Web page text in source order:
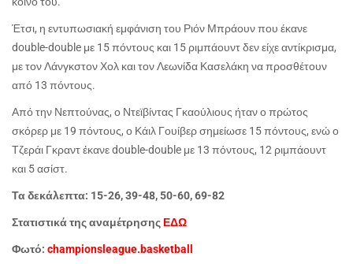
Έτσι, η εντυπωσιακή εμφάνιση του Ριόν Μπράουν που έκανε
double-double με 15 πόντους και 15 ριμπάουντ δεν είχε αντίκρισμα,
με τον Λάνγκστον Χολ και τον Λεωνίδα Κασελάκη να προσθέτουν
από 13 πόντους.
Από την Νεπτούνας, ο Ντεϊβίντας Γκαούλιους ήταν ο πρώτος
σκόρερ με 19 πόντους, ο Κάιλ Γουίβερ σημείωσε 15 πόντους, ενώ ο
Τζεράι Γκραντ έκανεdouble-double με 13 πόντους, 12 ριμπάουντ
και 5 ασίστ.
Τα δεκάλεπτα: 15-26, 39-48, 50-60, 69-82
Στατιστικά της αναμέτρησης ΕΔΩ
Φωτό: championsleague.basketball